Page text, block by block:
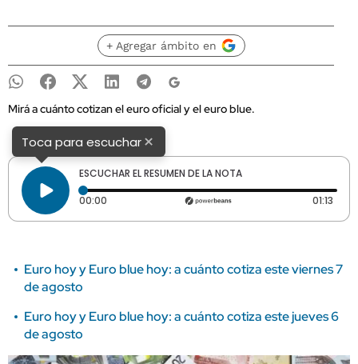
+ Agregar ámbito en
Mirá a cuánto cotizan el euro oficial y el euro blue.
Toca para escuchar×
ESCUCHAR EL RESUMEN DE LA NOTA
00:00 Tiempo transcurrido: 0 segundos 01:13
Euro hoy y Euro blue hoy: a cuánto cotiza este viernes 7
de agosto
Euro hoy y Euro blue hoy: a cuánto cotiza este jueves 6
de agosto